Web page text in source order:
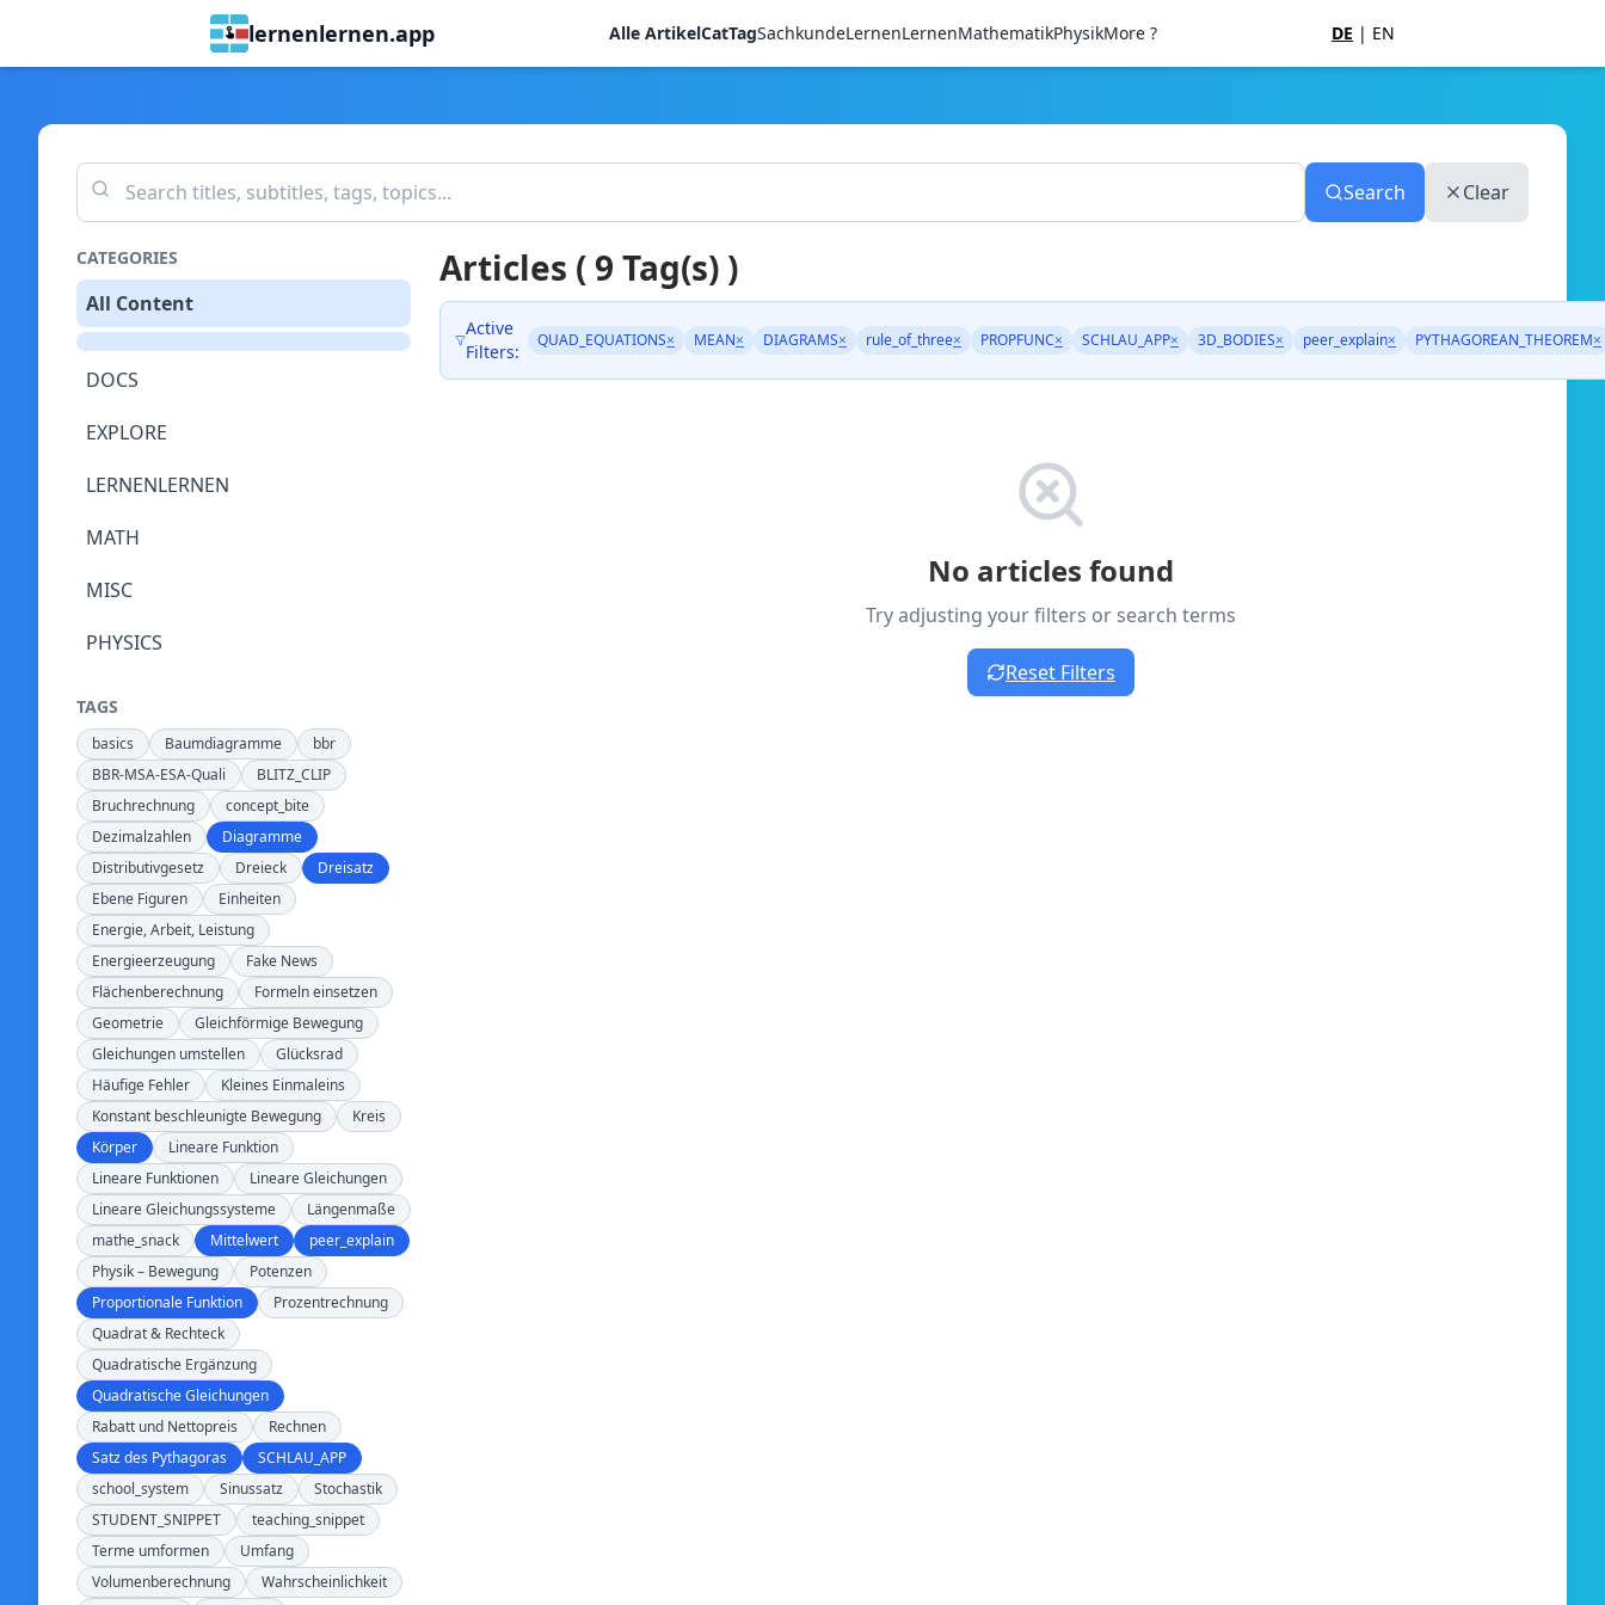
lernenlernen.app Alle ArtikelCatTagSachkundeLernenLernenMathematikPhysikMore ? DE | EN
Search Clear
CATEGORIES
All Content
DOCS
EXPLORE
LERNENLERNEN
MATH
MISC
PHYSICS
TAGS
basics Baumdiagramme
bbr
BBR-MSA-ESA-Quali
BLITZ_CLIP
Bruchrechnung
concept_bite
Dezimalzahlen
Diagramme
Distributivgesetz
Dreieck
Dreisatz
Ebene Figuren
Einheiten
Energie, Arbeit, Leistung
Energieerzeugung
Fake News
Flächenberechnung
Formeln einsetzen
Geometrie
Gleichförmige Bewegung
Gleichungen umstellen
Glücksrad
Häufige Fehler
Kleines Einmaleins
Konstant beschleunigte Bewegung
Kreis
Körper
Lineare Funktion
Lineare Funktionen
Lineare Gleichungen
Lineare Gleichungssysteme
Längenmaße
mathe_snack
Mittelwert
peer_explain
Physik – Bewegung
Potenzen
Proportionale Funktion
Prozentrechnung
Quadrat & Rechteck
Quadratische Ergänzung
Quadratische Gleichungen
Rabatt und Nettopreis
Rechnen
Satz des Pythagoras
SCHLAU_APP
school_system
Sinussatz
Stochastik
STUDENT_SNIPPET
teaching_snippet
Terme umformen
Umfang
Volumenberechnung
Wahrscheinlichkeit
Articles ( 9 Tag(s) )
Active
Filters:
QUAD_EQUATIONS× MEAN× DIAGRAMS× rule_of_three× PROPFUNC× SCHLAU_APP× 3D_BODIES× peer_explain× PYTHAGOREAN_THEOREM×
No articles found
Try adjusting your filters or search terms
Reset Filters